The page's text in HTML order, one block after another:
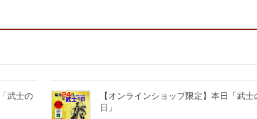
武士の
【オンラインショップ限定】本日「武士
日」